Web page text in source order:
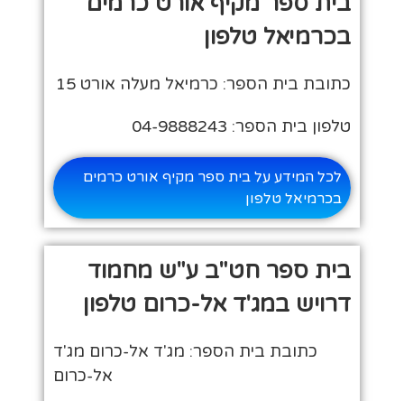
בכרמיאל טלפון
כתובת בית הספר: כרמיאל מעלה אורט 15
טלפון בית הספר: 04-9888243
לכל המידע על בית ספר מקיף אורט כרמים
בכרמיאל טלפון
בית ספר חט"ב ע"ש מחמוד
דרויש במג'ד אל-כרום טלפון
כתובת בית הספר: מג'ד אל-כרום מג'ד
אל-כרום